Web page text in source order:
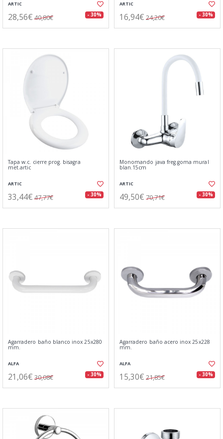
ARTIC
28,56€ 40,80€ - 30%
ARTIC
16,94€ 24,20€ - 30%
Tapa w.c. cierre prog. bisagra
met.artic
ARTIC
33,44€ 47,77€ - 30%
Monomando java freg.goma mural
blan.15cm
ARTIC
49,50€ 70,71€ - 30%
Agarradero baño blanco inox 25x280
mm.
ALFA
21,06€ 30,08€ - 30%
Agarradero baño acero inox 25x228
mm.
ALFA
15,30€ 21,85€ - 30%